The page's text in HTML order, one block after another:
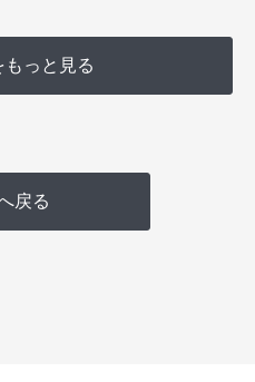
っと見る
戻る